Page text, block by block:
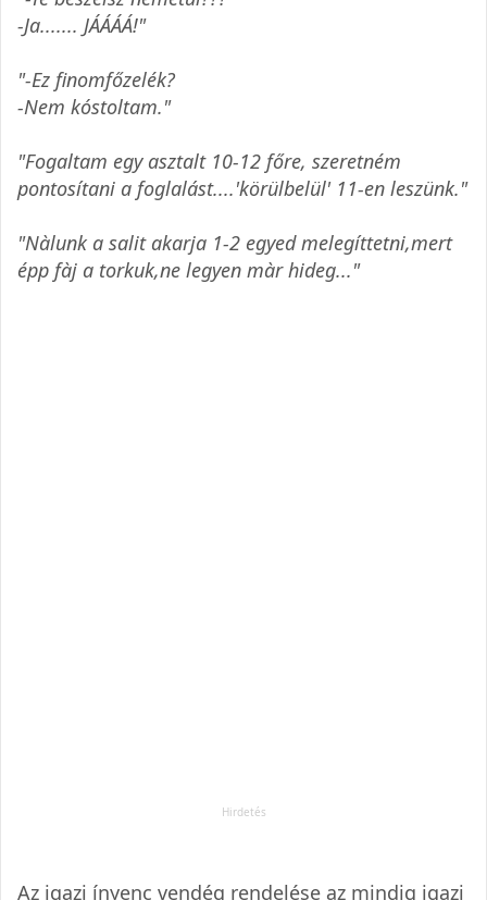
-Ja....... JÁÁÁÁ!"
"-Ez finomfőzelék?
-Nem kóstoltam."
"Fogaltam egy asztalt 10-12 főre, szeretném
pontosítani a foglalást....'körülbelül' 11-en leszünk."
"Nàlunk a salit akarja 1-2 egyed melegíttetni,mert
épp fàj a torkuk,ne legyen màr hideg..."
Az igazi ínyenc vendég rendelése az mindig igazi